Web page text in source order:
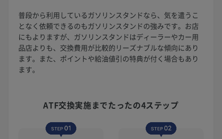
普段から利用しているガソリンスタンドなら、気を遣うこ
となく依頼できるのもガソリンスタンドの強みです。お店
にもよりますが、ガソリンスタンドはディーラーやカー用
品店よりも、交換費用が比較的リーズナブルな傾向にあり
ます。また、ポイントや給油値引の特典が付く場合もあり
ます。
ATF交換実施までたったの4ステップ